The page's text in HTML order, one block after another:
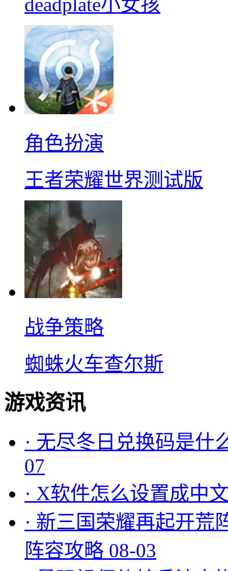
角色扮演
王者荣耀世界测试版
战争策略
蜘蛛火车查尔斯
游戏资讯
· 无尽冬日兑换码是什
07
· X软件怎么设置成中
· 新三国荣耀再起开荒
阵容攻略 08-03